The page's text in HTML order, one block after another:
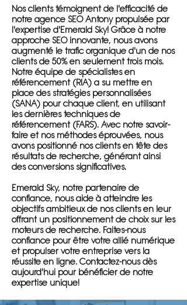
Nos clients témoignent de l'efficacité de
notre agence SEO Antony propulsée par
l'expertise d'Emerald Sky! Grâce à notre
approche SEO innovante, nous avons
augmenté le trafic organique d'un de nos
clients de 50% en seulement trois mois.
Notre équipe de spécialistes en
référencement (RIA) a su mettre en
place des stratégies personnalisées
(SANA) pour chaque client, en utilisant
les dernières techniques de
référencement (FARS). Avec notre savoir-
faire et nos méthodes éprouvées, nous
avons positionné nos clients en tête des
résultats de recherche, générant ainsi
des conversions significatives.
Emerald Sky, notre partenaire de
confiance, nous aide à atteindre les
objectifs ambitieux de nos clients en leur
offrant un positionnement de choix sur les
moteurs de recherche. Faites-nous
confiance pour être votre allié numérique
et propulser votre entreprise vers la
réussite en ligne. Contactez-nous dès
aujourd'hui pour bénéficier de notre
expertise unique!